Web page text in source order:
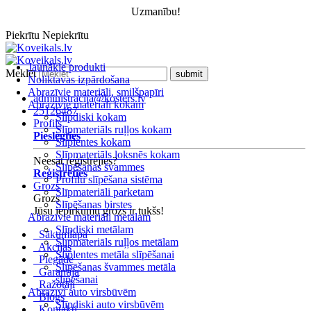
Uzmanību!
Piekrītu Nepiekrītu
Jaunākie produkti
Noliktavas izpārdošana
Abrazīvie materiāli, smilšpapīri
Abrazīvie materiāli kokam
Slīpdiski kokam
Slīpmateriāls ruļļos kokam
Slīplentes kokam
Slīpmateriāls loksnēs kokam
Slīpēšanas švammes
Profilu slīpēšana sistēma
Slīpmateriāli parketam
Slīpēšanas birstes
Abrazīvie materiāli metālam
Slīpdiski metālam
Slīpmateriāls ruļļos metālam
Slīplentes metāla slīpēšanai
Slīpēšanas švammes metāla
slīpēšanai
Abrazīvi auto virsbūvēm
Slīpdiski auto virsbūvēm
Meklēt
administracija@kosters.lv
25126487
Profils
Pieslēgties
Neesat reģistrējies?
Reģistrēties
Grozs
Grozs
Jūsu iepirkumu grozs ir tukšs!
Sākumlapa
Akcijas
Piegāde
Garantija
Ražotāji
Blogs